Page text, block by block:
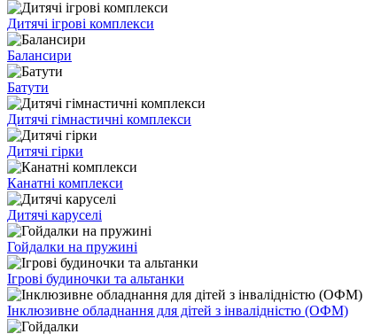
Дитячі ігрові комплекси
Балансири
Батути
Дитячі гімнастичні комплекси
Дитячі гірки
Канатні комплекси
Дитячі каруселі
Гойдалки на пружині
Ігрові будиночки та альтанки
Інклюзивне обладнання для дітей з інвалідністю (ОФМ)